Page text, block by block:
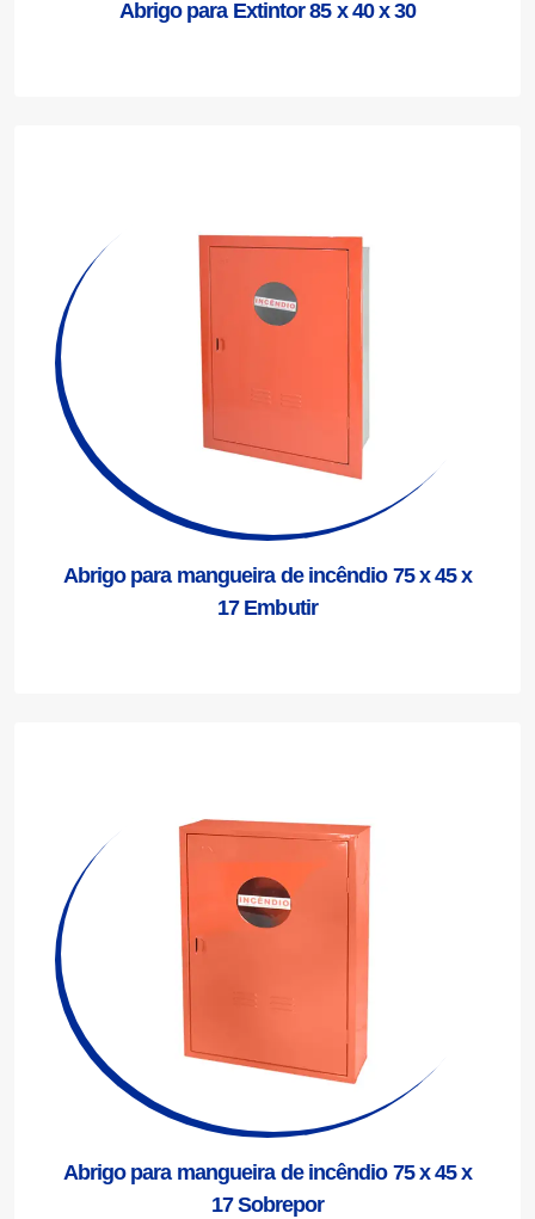
Abrigo para Extintor 85 x 40 x 30
Abrigo para mangueira de incêndio 75 x 45 x
17 Embutir
Abrigo para mangueira de incêndio 75 x 45 x
17 Sobrepor